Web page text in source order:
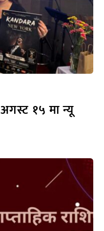
अगस्ट १५ मा न्यू